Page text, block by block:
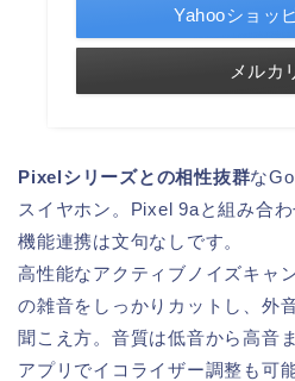
Yahooショッ
メルカ
Pixelシリーズとの相性抜群な
スイヤホン。Pixel 9aと組み合
機能連携は文句なしです。
高性能なアクティブノイズキャ
の雑音をしっかりカットし、外
聞こえ方。音質は低音から高音
アプリでイコライザー調整も可